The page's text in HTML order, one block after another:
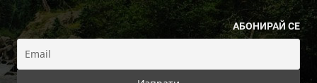
АБОНИРАЙ СЕ